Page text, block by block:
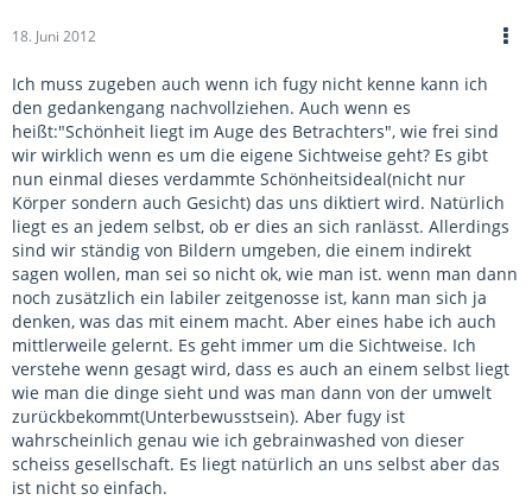
18. Juni 2012
Ich muss zugeben auch wenn ich fugy nicht kenne kann ich
den gedankengang nachvollziehen. Auch wenn es
heißt:"Schönheit liegt im Auge des Betrachters", wie frei sind
wir wirklich wenn es um die eigene Sichtweise geht? Es gibt
nun einmal dieses verdammte Schönheitsideal(nicht nur
Körper sondern auch Gesicht) das uns diktiert wird. Natürlich
liegt es an jedem selbst, ob er dies an sich ranlässt. Allerdings
sind wir ständig von Bildern umgeben, die einem indirekt
sagen wollen, man sei so nicht ok, wie man ist. wenn man dann
noch zusätzlich ein labiler zeitgenosse ist, kann man sich ja
denken, was das mit einem macht. Aber eines habe ich auch
mittlerweile gelernt. Es geht immer um die Sichtweise. Ich
verstehe wenn gesagt wird, dass es auch an einem selbst liegt
wie man die dinge sieht und was man dann von der umwelt
zurückbekommt(Unterbewusstsein). Aber fugy ist
wahrscheinlich genau wie ich gebrainwashed von dieser
scheiss gesellschaft. Es liegt natürlich an uns selbst aber das
ist nicht so einfach.